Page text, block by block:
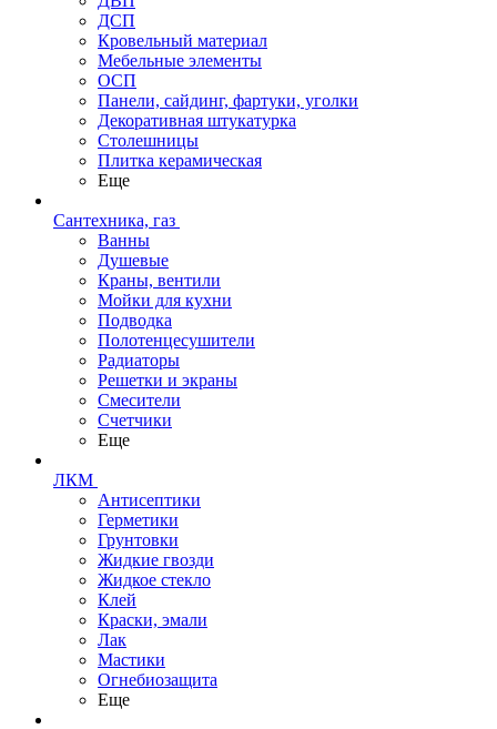
ДСП
Кровельный материал
Мебельные элементы
ОСП
Панели, сайдинг, фартуки, уголки
Декоративная штукатурка
Столешницы
Плитка керамическая
Еще
Сантехника, газ
Ванны
Душевые
Краны, вентили
Мойки для кухни
Подводка
Полотенцесушители
Радиаторы
Решетки и экраны
Смесители
Счетчики
Еще
ЛКМ
Антисептики
Герметики
Грунтовки
Жидкие гвозди
Жидкое стекло
Клей
Краски, эмали
Лак
Мастики
Огнебиозащита
Еще